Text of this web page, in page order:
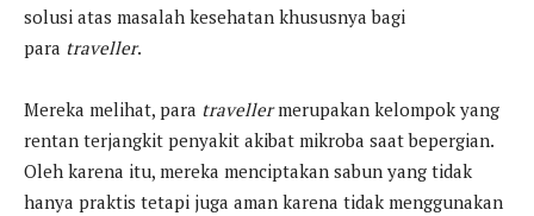
solusi atas masalah kesehatan khususnya bagi
para traveller.
Mereka melihat, para travellermerupakan kelompok yang
rentan terjangkit penyakit akibat mikroba saat bepergian.
Oleh karena itu, mereka menciptakan sabun yang tidak
hanya praktis tetapi juga aman karena tidak menggunakan